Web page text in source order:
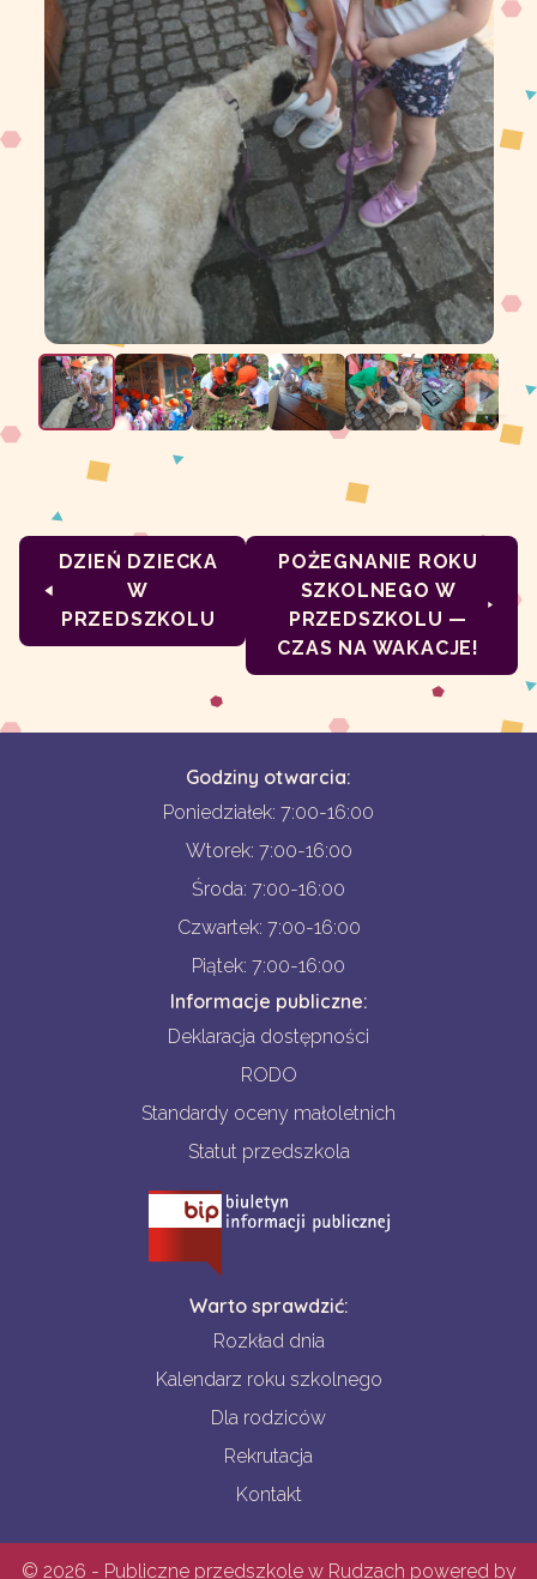
DZIEŃ DZIECKA
W
PRZEDSZKOLU
POŻEGNANIE ROKU
SZKOLNEGO W
PRZEDSZKOLU —
CZAS NA WAKACJE!
Godziny otwarcia:
Poniedziałek: 7:00-16:00
Wtorek: 7:00-16:00
Środa: 7:00-16:00
Czwartek: 7:00-16:00
Piątek: 7:00-16:00
Informacje publiczne:
Deklaracja dostępności
RODO
Standardy oceny małoletnich
Statut przedszkola
Warto sprawdzić:
Rozkład dnia
Kalendarz roku szkolnego
Dla rodziców
Rekrutacja
Kontakt
© 2026 - Publiczne przedszkole w Rudzach powered by